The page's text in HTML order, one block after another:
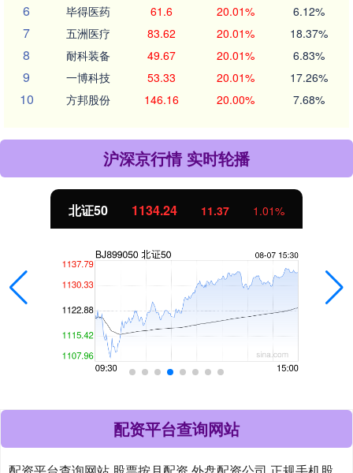
6 毕得医药 61.6 20.01% 6.12%
7 五洲医疗 83.62 20.01% 18.37%
8 耐科装备 49.67 20.01% 6.83%
9 一博科技 53.33 20.01% 17.26%
10 方邦股份 146.16 20.00% 7.68%
沪深京行情 实时轮播
北证50 1134.24 11.37 1.01%
配资平台查询网站